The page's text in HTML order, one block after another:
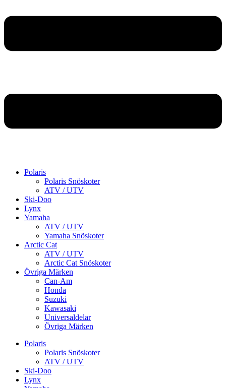
Polaris
Polaris Snöskoter
ATV / UTV
Ski-Doo
Lynx
Yamaha
ATV / UTV
Yamaha Snöskoter
Arctic Cat
ATV / UTV
Arctic Cat Snöskoter
Övriga Märken
Can-Am
Honda
Suzuki
Kawasaki
Universaldelar
Övriga Märken
Polaris
Polaris Snöskoter
ATV / UTV
Ski-Doo
Lynx